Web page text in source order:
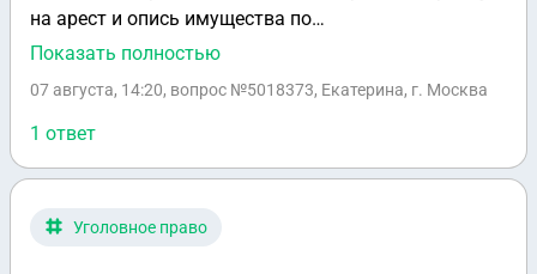
на арест и опись имущества по
задолженности,которой нет ни на госуслугах, ни на
не получали. В долгах человек не числится
Показать полностью
07 августа, 14:20, вопрос №5018373, Екатерина, г. Москва
1 ответ
Уголовное право